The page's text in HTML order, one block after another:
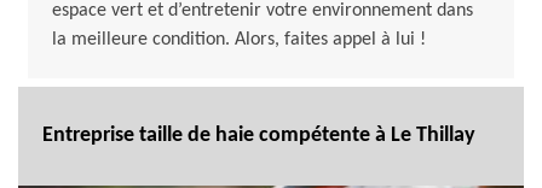
espace vert et d’entretenir votre environnement dans
la meilleure condition. Alors, faites appel à lui !
Entreprise taille de haie compétente à Le Thillay